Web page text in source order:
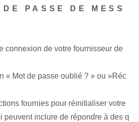
DE PASSE DE MESS
connexion de votre fournisseur de
« Mot de passe oublié ? » ou ‍»Réc
fournies pour réinitialiser votre
peuvent inclure de répondre à des q